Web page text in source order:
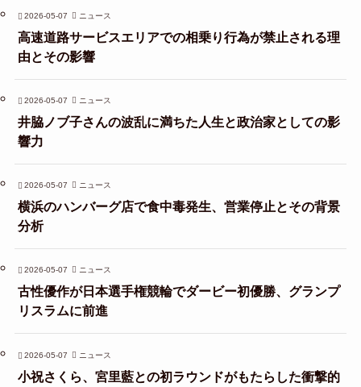
2026-05-07 ニュース
高速道路サービスエリアでの相乗り行為が禁止される理
由とその影響
2026-05-07 ニュース
井脇ノブ子さんの波乱に満ちた人生と政治家としての影
響力
2026-05-07 ニュース
横浜のハンバーグ店で食中毒発生、営業停止とその背景
分析
2026-05-07 ニュース
古性優作が日本選手権競輪でダービー初優勝、グランプ
リスラムに前進
2026-05-07 ニュース
小祝さくら、宮里藍との初ラウンドがもたらした衝撃的